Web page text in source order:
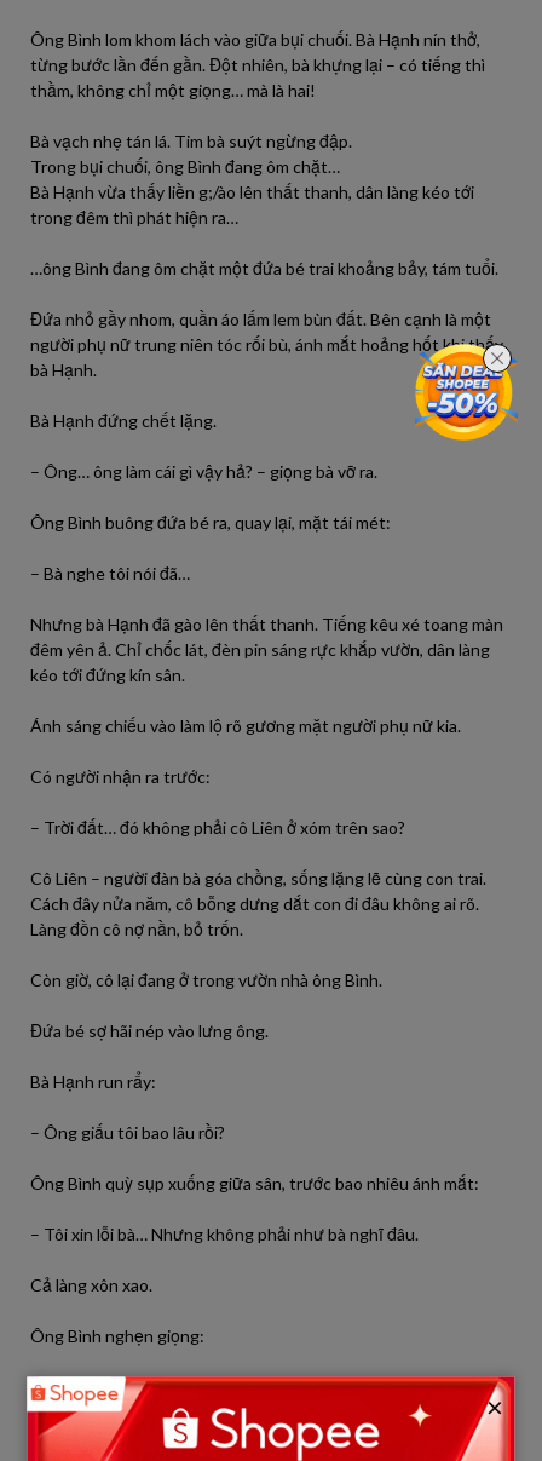
Ông Bình lom khom lách vào giữa bụi chuối. Bà Hạnh nín thở,
từng bước lần đến gần. Đột nhiên, bà khựng lại – có tiếng thì
thầm, không chỉ một giọng… mà là hai!
Bà vạch nhẹ tán lá. Tim bà suýt ngừng đập.
Trong bụi chuối, ông Bình đang ôm chặt…
Bà Hạnh vừa thấy liền g;/ào lên thất thanh, dân làng kéo tới
trong đêm thì phát hiện ra…
…ông Bình đang ôm chặt một đứa bé trai khoảng bảy, tám tuổi.
Đứa nhỏ gầy nhom, quần áo lấm lem bùn đất. Bên cạnh là một
người phụ nữ trung niên tóc rối bù, ánh mắt hoảng hốt khi thấy
bà Hạnh.
Bà Hạnh đứng chết lặng.
– Ông… ông làm cái gì vậy hả? – giọng bà vỡ ra.
Ông Bình buông đứa bé ra, quay lại, mặt tái mét:
– Bà nghe tôi nói đã…
Nhưng bà Hạnh đã gào lên thất thanh. Tiếng kêu xé toang màn
đêm yên ả. Chỉ chốc lát, đèn pin sáng rực khắp vườn, dân làng
kéo tới đứng kín sân.
Ánh sáng chiếu vào làm lộ rõ gương mặt người phụ nữ kia.
Có người nhận ra trước:
– Trời đất… đó không phải cô Liên ở xóm trên sao?
Cô Liên – người đàn bà góa chồng, sống lặng lẽ cùng con trai.
Cách đây nửa năm, cô bỗng dưng dắt con đi đâu không ai rõ.
Làng đồn cô nợ nần, bỏ trốn.
Còn giờ, cô lại đang ở trong vườn nhà ông Bình.
Đứa bé sợ hãi nép vào lưng ông.
Bà Hạnh run rẩy:
– Ông giấu tôi bao lâu rồi?
Ông Bình quỳ sụp xuống giữa sân, trước bao nhiêu ánh mắt:
– Tôi xin lỗi bà… Nhưng không phải như bà nghĩ đâu.
Cả làng xôn xao.
Ông Bình nghẹn giọng:
– Thằng bé là con cô Liên. Chồng nó trước khi chết có vay nặng
lãi ngoài tỉnh. Bọn đòi nợ về quậy phá, dọa bắt con bé trừ nợ. Cô
ấy sợ quá, định bỏ đi. Tôi tình cờ biết chuyện.
×